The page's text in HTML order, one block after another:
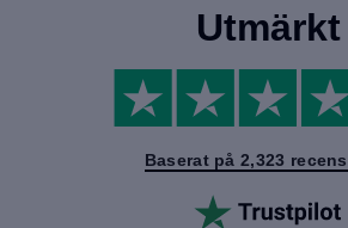
Utmärkt
Baserat på 2,323